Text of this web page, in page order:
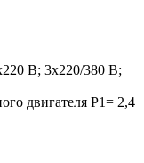
В; 3x220/380 В;
двигателя Р1= 2,4